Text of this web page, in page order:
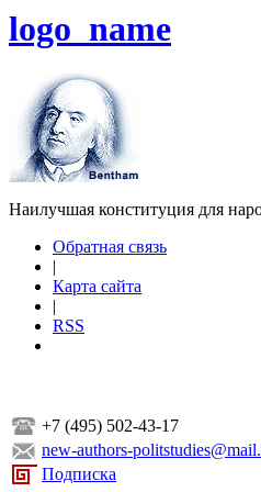
logo_name
Наилучшая конституция для
Обратная связь
|
Карта сайта
|
RSS
+7 (495) 502-43-17
new-authors-
Подписка